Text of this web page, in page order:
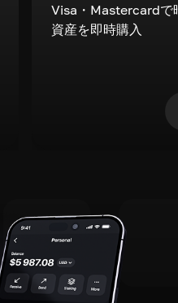
Visa・Mastercardで
資産を即時購入